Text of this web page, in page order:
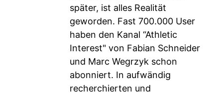
später, ist alles Realität
geworden. Fast 700.000 User
haben den Kanal “Athletic
Interest" von Fabian Schneider
und Marc Wegrzyk schon
abonniert. In aufwändig
recherchierten und